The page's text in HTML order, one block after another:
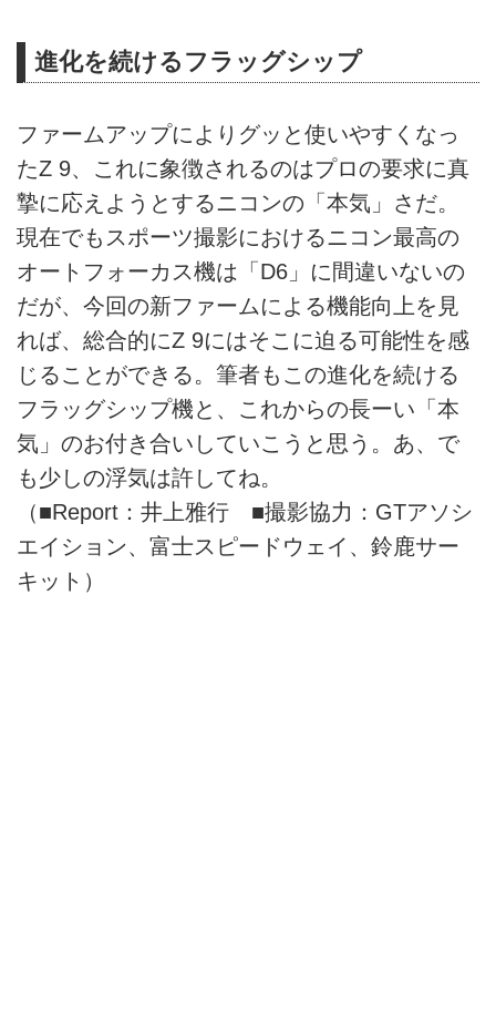
進化を続けるフラッグシップ
ファームアップによりグッと使いやすくなっ
たZ 9、これに象徴されるのはプロの要求に真
摯に応えようとするニコンの「本気」さだ。
現在でもスポーツ撮影におけるニコン最高の
オートフォーカス機は「D6」に間違いないの
だが、今回の新ファームによる機能向上を見
れば、総合的にZ 9にはそこに迫る可能性を感
じることができる。筆者もこの進化を続ける
フラッグシップ機と、これからの長ーい「本
気」のお付き合いしていこうと思う。あ、で
も少しの浮気は許してね。
（■Report：井上雅行 ■撮影協力：GTアソシ
エイション、富士スピードウェイ、鈴鹿サー
キット）